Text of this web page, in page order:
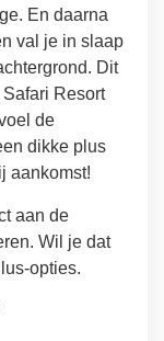
En daarna
val je in slaap
Dit
Resort
de
dikke plus
aankomst!
aan de
Wil je dat
opties.